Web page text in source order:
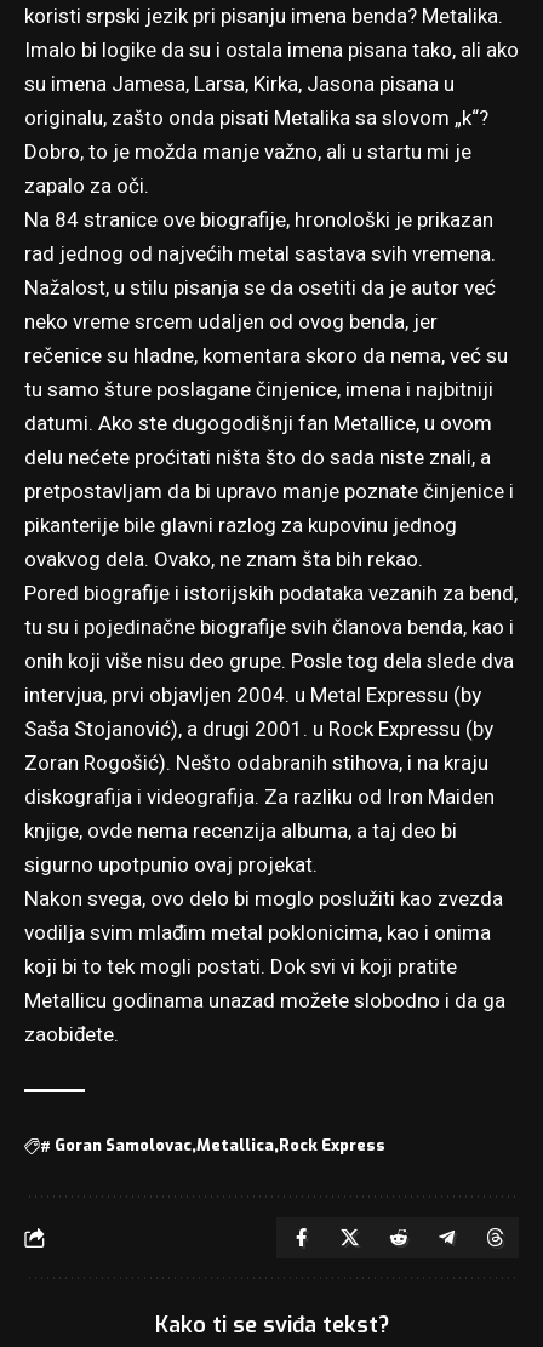
koristi srpski jezik pri pisanju imena benda? Metalika.
Imalo bi logike da su i ostala imena pisana tako, ali ako
su imena Jamesa, Larsa, Kirka, Jasona pisana u
originalu, zašto onda pisati Metalika sa slovom „k“?
Dobro, to je možda manje važno, ali u startu mi je
zapalo za oči.
Na 84 stranice ove biografije, hronološki je prikazan
rad jednog od najvećih metal sastava svih vremena.
Nažalost, u stilu pisanja se da osetiti da je autor već
neko vreme srcem udaljen od ovog benda, jer
rečenice su hladne, komentara skoro da nema, već su
tu samo šture poslagane činjenice, imena i najbitniji
datumi. Ako ste dugogodišnji fan Metallice, u ovom
delu nećete proćitati ništa što do sada niste znali, a
pretpostavljam da bi upravo manje poznate činjenice i
pikanterije bile glavni razlog za kupovinu jednog
ovakvog dela. Ovako, ne znam šta bih rekao.
Pored biografije i istorijskih podataka vezanih za bend,
tu su i pojedinačne biografije svih članova benda, kao i
onih koji više nisu deo grupe. Posle tog dela slede dva
intervjua, prvi objavljen 2004. u Metal Expressu (by
Saša Stojanović), a drugi 2001. u Rock Expressu (by
Zoran Rogošić). Nešto odabranih stihova, i na kraju
diskografija i videografija. Za razliku od Iron Maiden
knjige, ovde nema recenzija albuma, a taj deo bi
sigurno upotpunio ovaj projekat.
Nakon svega, ovo delo bi moglo poslužiti kao zvezda
vodilja svim mlađim metal poklonicima, kao i onima
koji bi to tek mogli postati. Dok svi vi koji pratite
Metallicu godinama unazad možete slobodno i da ga
zaobiđete.
# Goran Samolovac Metallica Rock Express
Kako ti se sviđa tekst?